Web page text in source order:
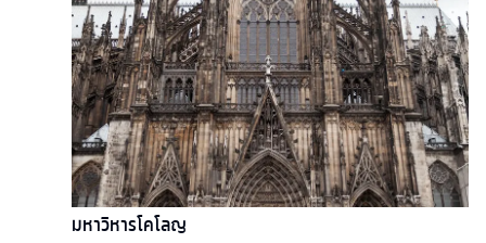
มหาวิหารโคโลญ